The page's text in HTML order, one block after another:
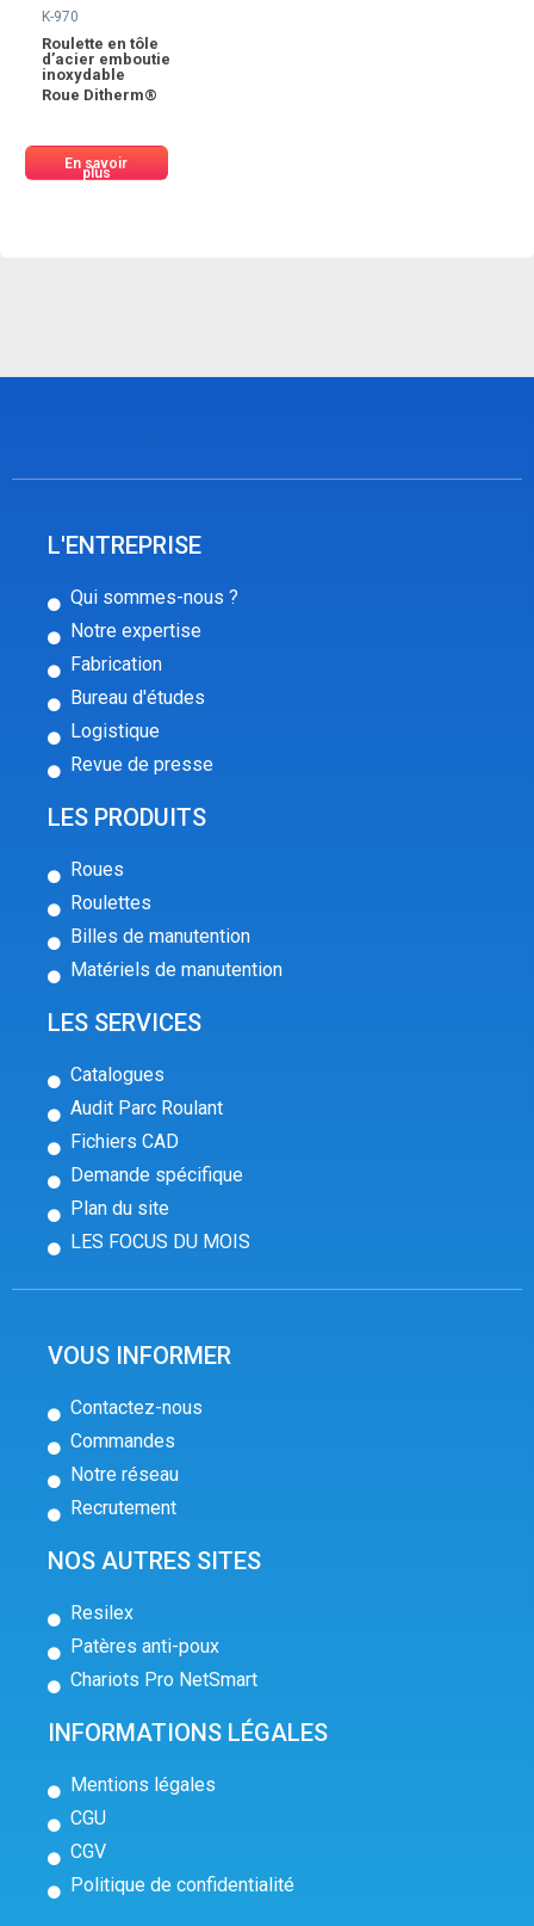
K-970
Roulette en tôle
d’acier emboutie
inoxydable
Roue Ditherm®
En savoir
plus
L'ENTREPRISE
Qui sommes-nous ?
Notre expertise
Fabrication
Bureau d'études
Logistique
Revue de presse
LES PRODUITS
Roues
Roulettes
Billes de manutention
Matériels de manutention
LES SERVICES
Catalogues
Audit Parc Roulant
Fichiers CAD
Demande spécifique
Plan du site
LES FOCUS DU MOIS
VOUS INFORMER
Contactez-nous
Commandes
Notre réseau
Recrutement
NOS AUTRES SITES
Resilex
Patères anti-poux
Chariots Pro NetSmart
INFORMATIONS LÉGALES
Mentions légales
CGU
CGV
Politique de confidentialité